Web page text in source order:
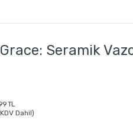
Seramik
TL
Dahil)